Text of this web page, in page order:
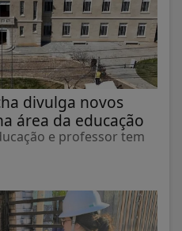
divulga novos
área da educação
e professor tem